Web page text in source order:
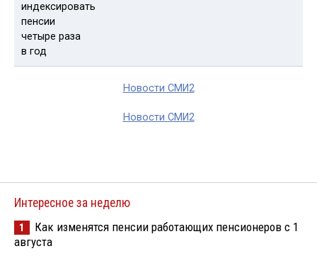
Новости СМИ2
Новости СМИ2
Интересное за неделю
1
Как изменятся пенсии работающих пенсионеров с 1
августа